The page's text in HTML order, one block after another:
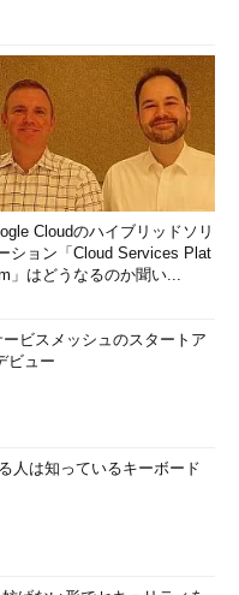
Cloudのハイブリッドソリ
ション「Cloud Services Plat
」はどうなるのか聞い...
ビスメッシュのスタートア
ビュー
人は知っているキーボード